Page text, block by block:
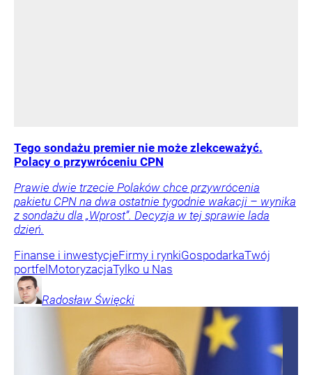
Tego sondażu premier nie może zlekceważyć.
Polacy o przywróceniu CPN
Prawie dwie trzecie Polaków chce przywrócenia
pakietu CPN na dwa ostatnie tygodnie wakacji – wynika
z sondażu dla „Wprost”. Decyzja w tej sprawie lada
dzień.
Finanse i inwestycjeFirmy i rynkiGospodarkaTwój
portfel MotoryzacjaTylko u Nas
Radosław Święcki